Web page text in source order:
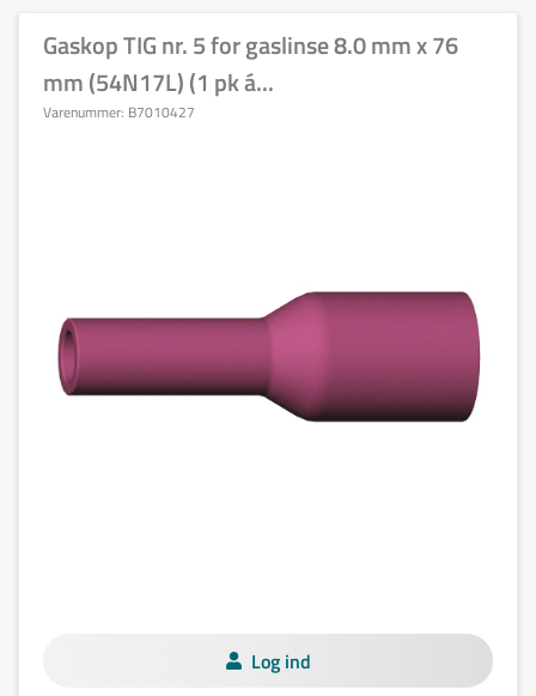
Gaskop TIG nr. 5 for gaslinse 8.0 mm x 76
mm (54N17L) (1 pk á...
Varenummer: B7010427
Log ind